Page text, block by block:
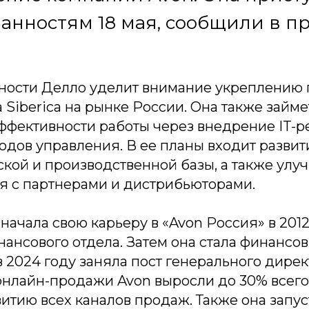
18 мая, сообщили в
Делло уделит внимание укреплению
на рынке России. Она также
работы через внедрение IT-
управления. В ее планы входит
и производственной базы, а также
с партнерами и дистрибьюторами.
свою карьеру в «Avon Россия» в
отдела. Затем она стала
2024 году заняла пост генерального
продажи Avon выросли до 30%
всех каналов продаж. Также она